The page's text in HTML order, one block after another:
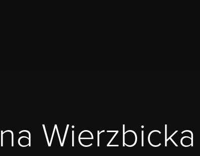
Wierzbicka